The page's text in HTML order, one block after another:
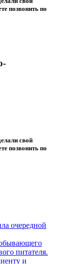
позвонить по
свой
позвонить по
очередной
питателя.
и